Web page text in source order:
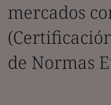
mercados
de Normas